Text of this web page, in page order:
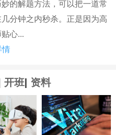
的解题方法，可以把一道常
分钟之内秒杀。正是因为高
心...
情
开班| 资料